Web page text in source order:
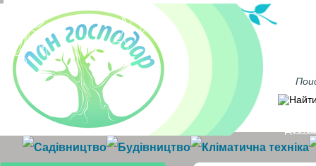
Садівництво Будівництво Кліматична техніка